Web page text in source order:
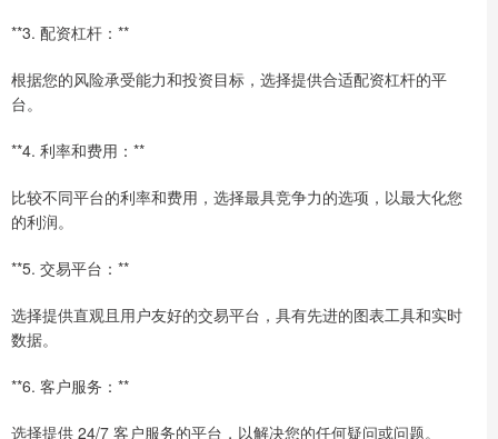
**3. 配资杠杆：**
根据您的风险承受能力和投资目标，选择提供合适配资杠杆的平
台。
**4. 利率和费用：**
比较不同平台的利率和费用，选择最具竞争力的选项，以最大化您
的利润。
**5. 交易平台：**
选择提供直观且用户友好的交易平台，具有先进的图表工具和实时
数据。
**6. 客户服务：**
选择提供 24/7 客户服务的平台，以解决您的任何疑问或问题。